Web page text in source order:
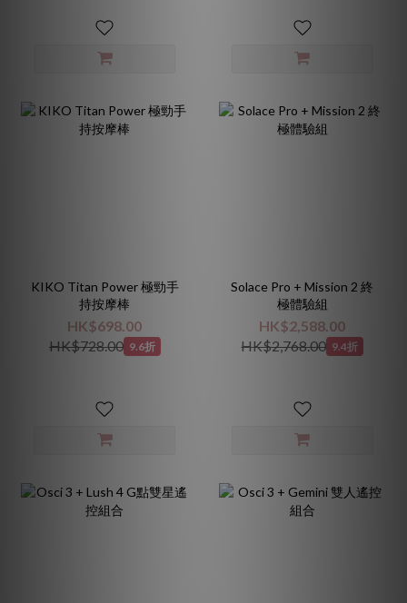
KIKO Titan Power 極勁手
持按摩棒
HK$698.00
HK$728.00 9.6折
Solace Pro + Mission 2 終
極體驗組
HK$2,588.00
HK$2,768.00 9.4折